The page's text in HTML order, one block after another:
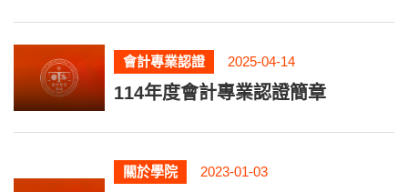
會計專業認證 2025-04-14
114年度會計專業認證簡章
關於學院 2023-01-03